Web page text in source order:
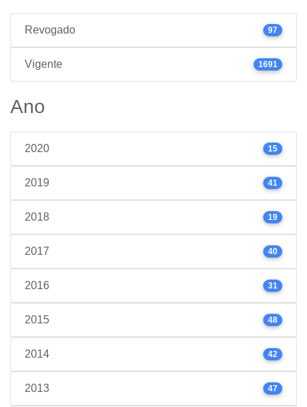
Revogado 97
Vigente 1691
Ano
2020 15
2019 41
2018 19
2017 40
2016 31
2015 48
2014 42
2013 47